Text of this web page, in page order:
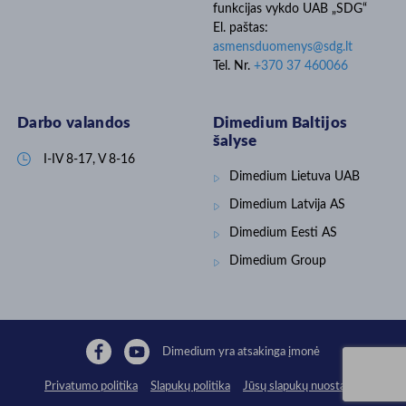
arba oficialiame
#Draminski
#ankstyvadiagnostika
funkcijas vykdo UAB „SDG“
El. paštas:
asmensduomenys@sdg.lt
Tel. Nr. +370 37 460066
Darbo valandos
 I-IV 8-17, V 8-16
Dimedium Baltijos
šalyse
Dimedium Lietuva UAB
Dimedium Latvija AS
Dimedium Eesti AS
Dimedium Group
Dimedium yra atsakinga įmonė
Privatumo politika Slapukų politika Jūsų slapukų nuostatos